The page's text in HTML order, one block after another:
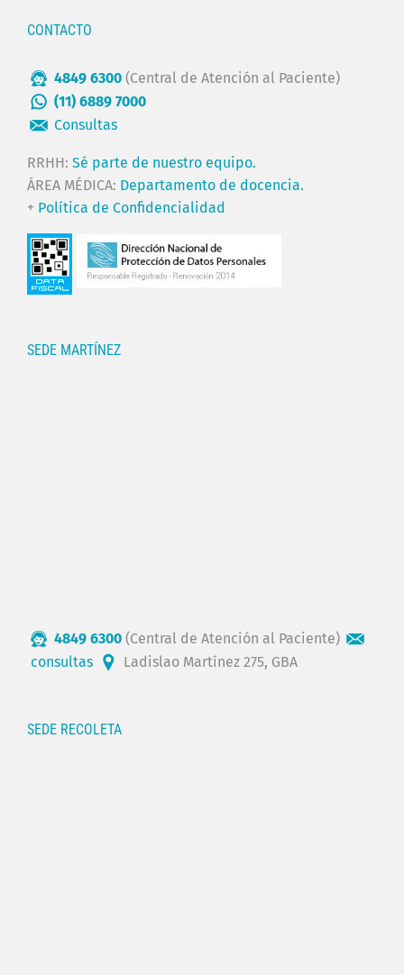
CONTACTO
4849 6300 (Central de Atención al Paciente)
(11) 6889 7000
Consultas
RRHH: Sé parte de nuestro equipo.
ÁREA MÉDICA: Departamento de docencia.
+ Política de Confidencialidad
SEDE MARTÍNEZ
4849 6300 (Central de Atención al Paciente)
consultas
Ladislao Martínez 275, GBA
SEDE RECOLETA